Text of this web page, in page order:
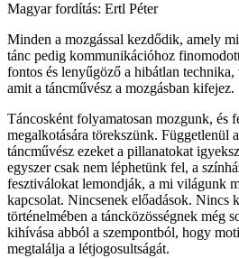
Magyar fordítás: Ertl Péter
Minden a mozgással kezdődik, amely
tánc pedig kommunikációhoz
fontos és lenyűgöző a hibátlan technika,
amit a táncművész a mozgásban kifejez.
Táncosként folyamatosan mozgunk, és
megalkotására törekszünk. Függetlenül
táncművész ezeket a pillanatokat
egyszer csak nem léphetünk fel, a
fesztiválokat lemondják, a mi világunk
kapcsolat. Nincsenek előadások. Nincs
történelmében a táncközösségnek még
kihívása abból a szempontból, hogy
megtalálja a létjogosultságát.